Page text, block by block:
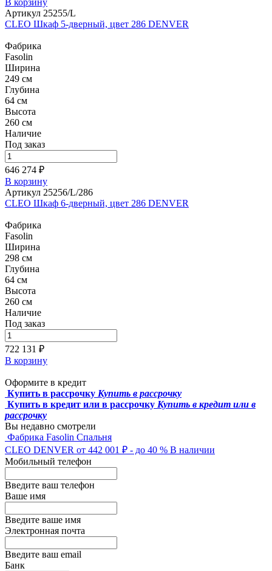
Артикул 25255/L
CLEO Шкаф 5-дверный, цвет 286 DENVER
Фабрика
Fasolin
Ширина
249 см
Глубина
64 см
Высота
260 см
Наличие
Под заказ
646 274 ₽
В корзину
Артикул 25256/L/286
CLEO Шкаф 6-дверный, цвет 286 DENVER
Фабрика
Fasolin
Ширина
298 см
Глубина
64 см
Высота
260 см
Наличие
Под заказ
722 131 ₽
В корзину
Оформите в кредит
Купить в рассрочку Купить в рассрочку
Купить в кредит или в рассрочку Купить в кредит или в
рассрочку
Вы недавно смотрели
Фабрика Fasolin Спальня
CLEO DENVER от 442 001 ₽ - до 40 % В наличии
Мобильный телефон
Введите ваш телефон
Ваше имя
Введите ваше имя
Электронная почта
Введите ваш email
Банк